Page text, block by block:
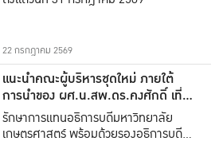
22 กรกฎาคม 2569
แนะนำคณะผู้บริหารชุดใหม่ ภายใต้
การนำของ ผศ.น.สพ.ดร.คงศักดิ์ เที่ยง
ธรรม
รักษาการแทนอธิการบดีมหาวิทยาลัย
เกษตรศาสตร์ พร้อมด้วยรองอธิการบดีทั้ง